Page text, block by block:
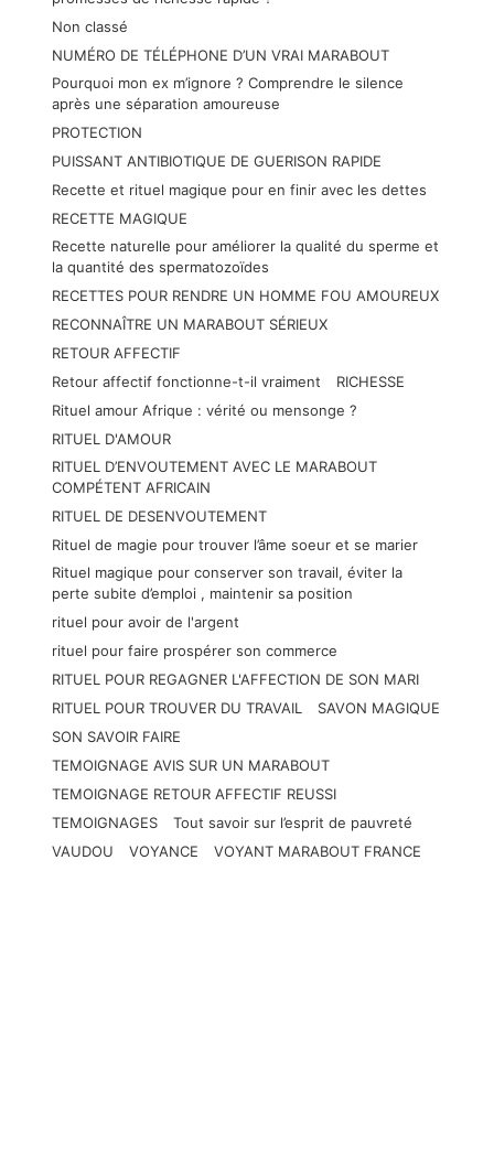
Non classé
NUMÉRO DE TÉLÉPHONE D’UN VRAI MARABOUT
Pourquoi mon ex m’ignore ? Comprendre le silence
après une séparation amoureuse
PROTECTION
PUISSANT ANTIBIOTIQUE DE GUERISON RAPIDE
Recette et rituel magique pour en finir avec les dettes
RECETTE MAGIQUE
Recette naturelle pour améliorer la qualité du sperme et
la quantité des spermatozoïdes
RECETTES POUR RENDRE UN HOMME FOU AMOUREUX
RECONNAÎTRE UN MARABOUT SÉRIEUX
RETOUR AFFECTIF
Retour affectif fonctionne-t-il vraiment
RICHESSE
Rituel amour Afrique : vérité ou mensonge ?
RITUEL D'AMOUR
RITUEL D’ENVOUTEMENT AVEC LE MARABOUT
COMPÉTENT AFRICAIN
RITUEL DE DESENVOUTEMENT
Rituel de magie pour trouver l’âme soeur et se marier
Rituel magique pour conserver son travail, éviter la
perte subite d’emploi , maintenir sa position
rituel pour avoir de l'argent
rituel pour faire prospérer son commerce
RITUEL POUR REGAGNER L'AFFECTION DE SON MARI
RITUEL POUR TROUVER DU TRAVAIL
SAVON MAGIQUE
SON SAVOIR FAIRE
TEMOIGNAGE AVIS SUR UN MARABOUT
TEMOIGNAGE RETOUR AFFECTIF REUSSI
TEMOIGNAGES
Tout savoir sur l’esprit de pauvreté
VAUDOU
VOYANCE VOYANT MARABOUT FRANCE